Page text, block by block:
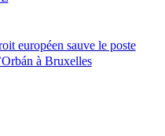
européen sauve le poste
à Bruxelles